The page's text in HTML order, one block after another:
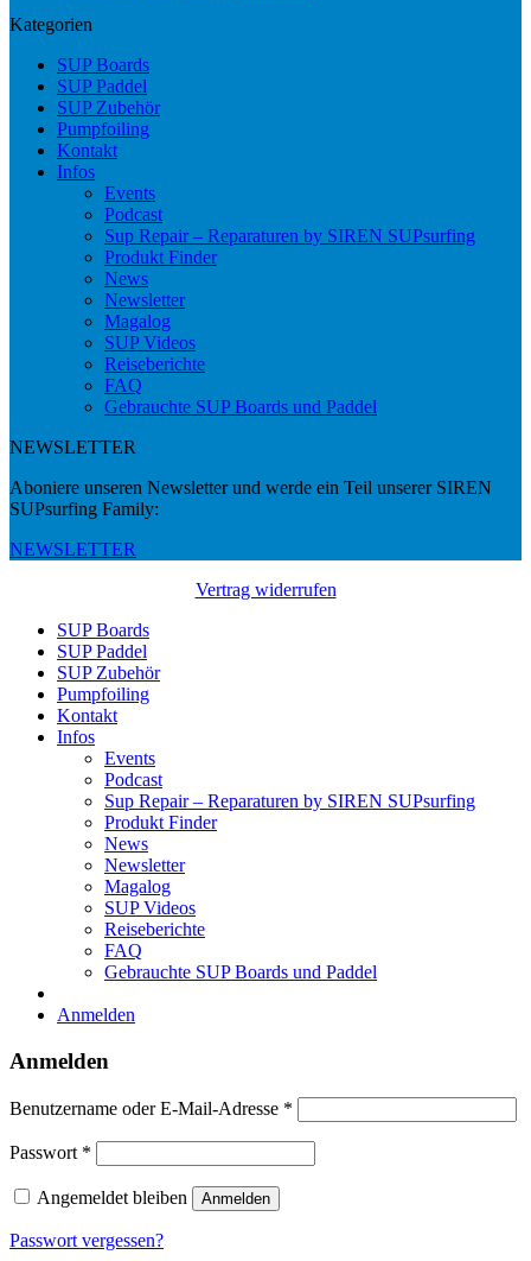
Kategorien
SUP Boards
SUP Paddel
SUP Zubehör
Pumpfoiling
Kontakt
Infos
Events
Podcast
Sup Repair – Reparaturen by SIREN SUPsurfing
Produkt Finder
News
Newsletter
Magalog
SUP Videos
Reiseberichte
FAQ
Gebrauchte SUP Boards und Paddel
NEWSLETTER
Aboniere unseren Newsletter und werde ein Teil unserer SIREN
SUPsurfing Family:
NEWSLETTER
Vertrag widerrufen
SUP Boards
SUP Paddel
SUP Zubehör
Pumpfoiling
Kontakt
Infos
Events
Podcast
Sup Repair – Reparaturen by SIREN SUPsurfing
Produkt Finder
News
Newsletter
Magalog
SUP Videos
Reiseberichte
FAQ
Gebrauchte SUP Boards und Paddel
Anmelden
Anmelden
Benutzername oder E-Mail-Adresse *
Passwort *
Angemeldet bleiben Anmelden
Passwort vergessen?